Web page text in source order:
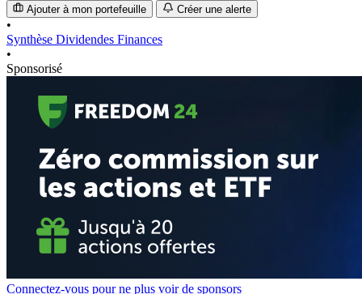
Ajouter à mon portefeuille Créer une alerte
•
Synthèse Dividendes Finances
•
Sponsorisé
Connectez-vous pour ne plus voir de sponsors